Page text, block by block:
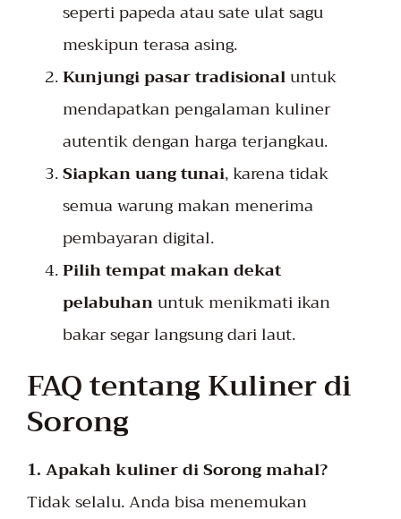
seperti papeda atau sate ulat sagu
meskipun terasa asing.
Kunjungi pasar tradisionaluntuk
mendapatkan pengalaman kuliner
autentik dengan harga terjangkau.
Siapkan uang tunai, karena tidak
semua warung makan menerima
pembayaran digital.
Pilih tempat makan dekat
pelabuhanuntuk menikmati ikan
bakar segar langsung dari laut.
FAQ tentang Kuliner di
Sorong
1. Apakah kuliner di Sorong mahal?
Tidak selalu. Anda bisa menemukan